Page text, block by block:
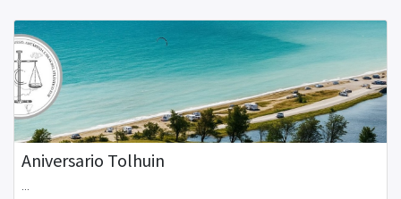
Aniversario Tolhuin
...